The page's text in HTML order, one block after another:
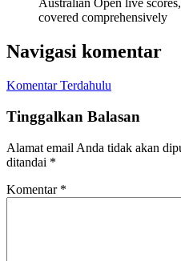
Australian Open live
covered comprehensively
Navigasi komentar
Komentar Terdahulu
Tinggalkan Balasan
Alamat email Anda tidak akan
ditandai *
Komentar *